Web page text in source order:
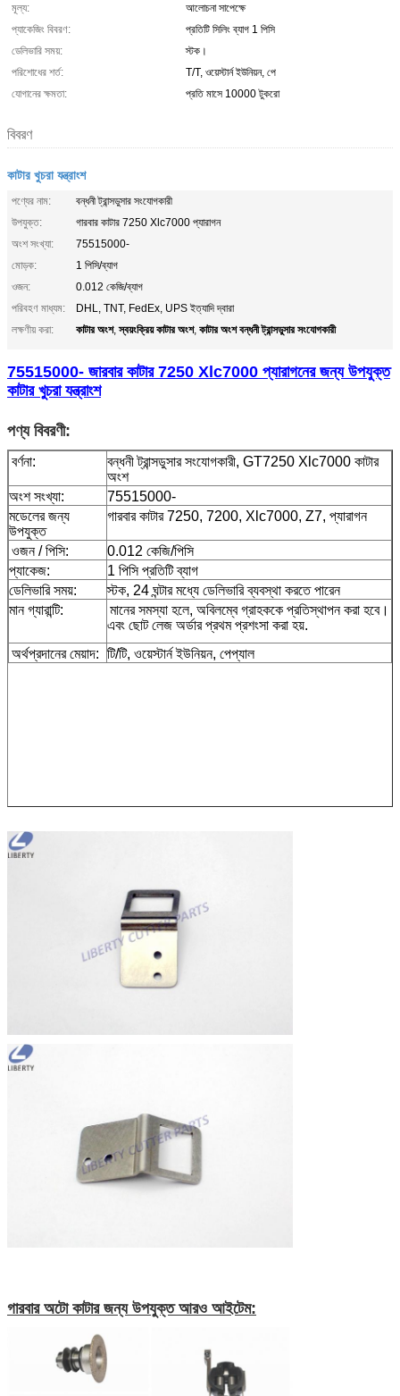
মূল্য:
আলোচনা সাপেক্ষে
প্যাকেজিং বিবরণ:
প্রতিটি সিলিং ব্যাগ 1 পিসি
ডেলিভারি সময়:
স্টক।
পরিশোধের শর্ত:
T/T, ওয়েস্টার্ন ইউনিয়ন, পে
যোগানের ক্ষমতা:
প্রতি মাসে 10000 টুকরো
বিবরণ
কাটার খুচরা যন্ত্রাংশ
পণ্যের নাম:
বন্ধনী ট্রান্সডুসার সংযোগকারী
উপযুক্ত:
গারবার কাটার 7250 Xlc7000 প্যারাগন
অংশ সংখ্যা:
75515000-
মোড়ক:
1 পিসি/ব্যাগ
ওজন:
0.012 কেজি/ব্যাগ
পরিবহণ মাধ্যম:
DHL, TNT, FedEx, UPS ইত্যাদি দ্বারা
লক্ষণীয় করা:
কাটার অংশ,স্বয়ংক্রিয় কাটার অংশ, কাটার অংশ বন্ধনী ট্রান্সডুসার সংযোগকারী
75515000- জারবার কাটার 7250 Xlc7000 প্যারাগনের জন্য উপযুক্ত
কাটার খুচরা যন্ত্রাংশ
পণ্য বিবরণী:
বর্ণনা:
বন্ধনী ট্রান্সডুসার সংযোগকারী, GT7250 Xlc7000 কাটার
অংশ
অংশ সংখ্যা:
75515000-
মডেলের জন্য
উপযুক্ত
গারবার কাটার 7250, 7200, Xlc7000, Z7, প্যারাগন
ওজন / পিসি:
0.012 কেজি/পিসি
প্যাকেজ:
1 পিসি প্রতিটি ব্যাগ
ডেলিভারি সময়:
স্টক, 24 ঘন্টার মধ্যে ডেলিভারি ব্যবস্থা করতে পারেন
মান গ্যারান্টি:
মানের সমস্যা হলে, অবিলম্বে গ্রাহককে প্রতিস্থাপন করা হবে।
এবং ছোট লেজ অর্ডার প্রথম প্রশংসা করা হয়.
অর্থপ্রদানের মেয়াদ: টি/টি, ওয়েস্টার্ন ইউনিয়ন, পেপ্যাল
গারবার অটো কাটার জন্য উপযুক্ত আরও আইটেম: